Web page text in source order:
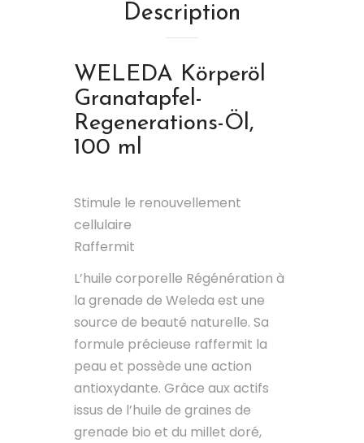
Description
WELEDA Körperöl
Granatapfel-
Regenerations-Öl,
100 ml
Stimule le renouvellement
cellulaire
Raffermit
L’huile corporelle Régénération à
la grenade de Weleda est une
source de beauté naturelle. Sa
formule précieuse raffermit la
peau et possède une action
antioxydante. Grâce aux actifs
issus de l’huile de graines de
grenade bio et du millet doré,